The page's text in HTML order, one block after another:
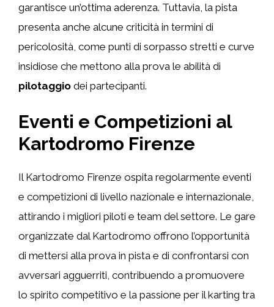
garantisce un’ottima aderenza. Tuttavia, la pista
presenta anche alcune criticità in termini di
pericolosità, come punti di sorpasso stretti e curve
insidiose che mettono alla prova le abilità di
pilotaggio dei partecipanti.
Eventi e Competizioni al
Kartodromo Firenze
Il Kartodromo Firenze ospita regolarmente eventi
e competizioni di livello nazionale e internazionale,
attirando i migliori piloti e team del settore. Le gare
organizzate dal Kartodromo offrono l’opportunità
di mettersi alla prova in pista e di confrontarsi con
avversari agguerriti, contribuendo a promuovere
lo spirito competitivo e la passione per il karting tra